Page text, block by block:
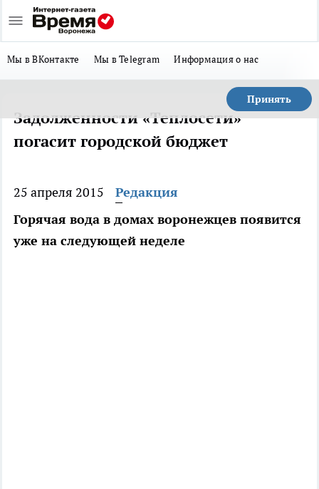
Мы в ВКонтакте Мы в Telegram Информация о нас
Принять
Задолженности «Теплосети»
погасит городской бюджет
25 апреля 2015
Редакция
Горячая вода в домах воронежцев появится
уже на следующей неделе